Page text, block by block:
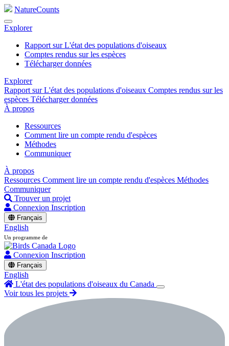
NatureCounts
Explorer
Rapport sur L'état des populations d'oiseaux
Comptes rendus sur les espèces
Télécharger données
Explorer
Rapport sur L'état des populations d'oiseaux Comptes rendus sur les
espèces Télécharger données
À propos
Ressources
Comment lire un compte rendu d'espèces
Méthodes
Communiquer
À propos
Ressources Comment lire un compte rendu d'espèces Méthodes
Communiquer
Trouver un projet
Connexion Inscription
Français
English
Un programme de
Connexion Inscription
Français
English
L'état des populations d'oiseaux du Canada
Voir tous les projets